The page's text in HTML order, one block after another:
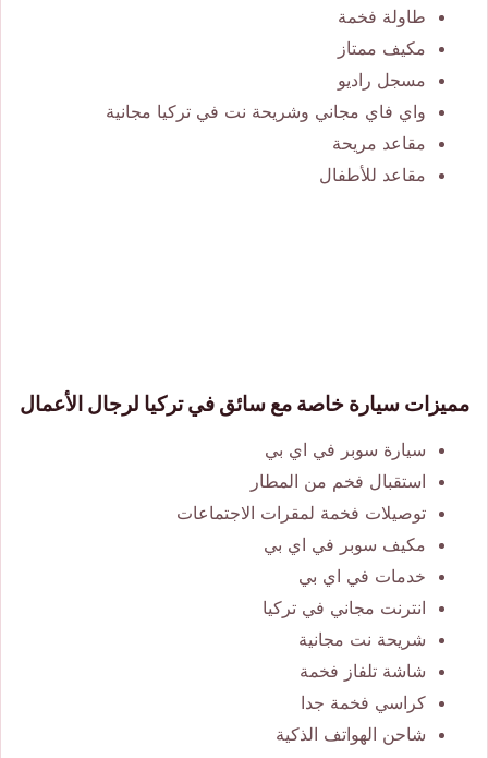
طاولة فخمة
مكيف ممتاز
مسجل راديو
واي فاي مجاني وشريحة نت في تركيا مجانية
مقاعد مريحة
مقاعد للأطفال
مميزات سيارة خاصة مع سائق في تركيا لرجال الأعمال
سيارة سوبر في اي بي
استقبال فخم من المطار
توصيلات فخمة لمقرات الاجتماعات
مكيف سوبر في اي بي
خدمات في اي بي
انترنت مجاني في تركيا
شريحة نت مجانية
شاشة تلفاز فخمة
كراسي فخمة جدا
شاحن الهواتف الذكية